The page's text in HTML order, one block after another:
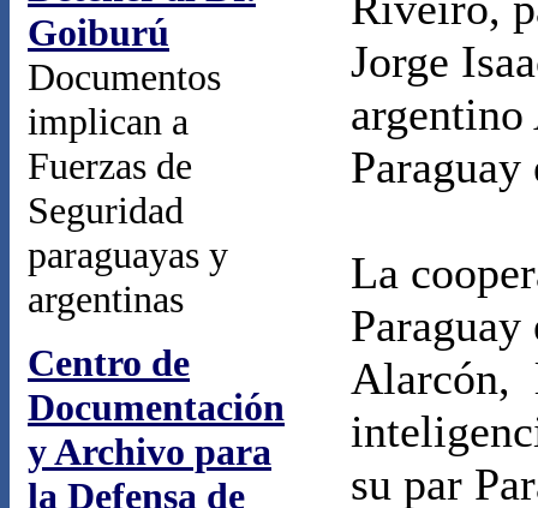
Goiburú
Documentos
implican a
Fuerzas de
Seguridad
paraguayas y
argentinas
Centro de
Documentación
y Archivo para
la Defensa de
Jorge
Paraguay
La
Paraguay
Alarcón,
su par